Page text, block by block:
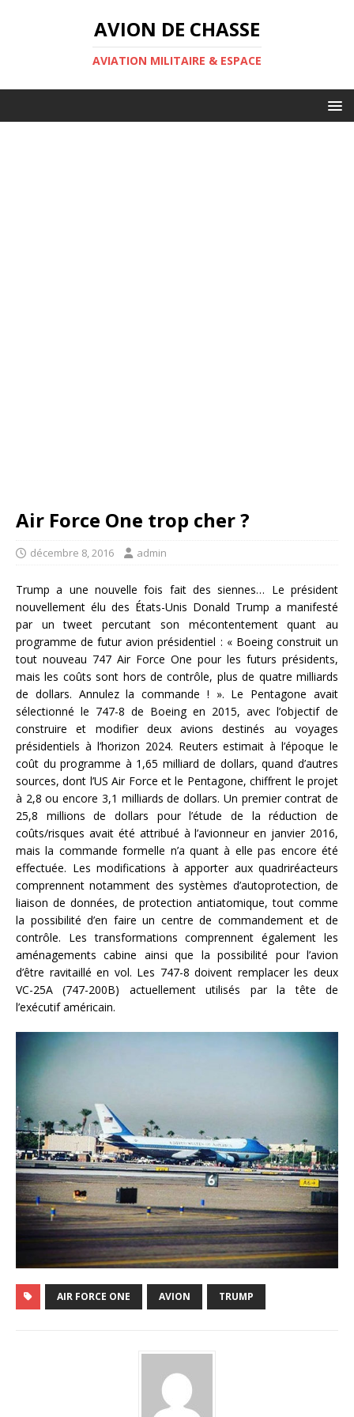
AVION DE CHASSE
AVIATION MILITAIRE & ESPACE
Air Force One trop cher ?
décembre 8, 2016 admin
Trump a une nouvelle fois fait des siennes… Le président
nouvellement élu des États-Unis Donald Trump a manifesté
par un tweet percutant son mécontentement quant au
programme de futur avion présidentiel : « Boeing construit un
tout nouveau 747 Air Force One pour les futurs présidents,
mais les coûts sont hors de contrôle, plus de quatre milliards
de dollars. Annulez la commande ! ». Le Pentagone avait
sélectionné le 747-8 de Boeing en 2015, avec l’objectif de
construire et modifier deux avions destinés au voyages
présidentiels à l’horizon 2024. Reuters estimait à l’époque le
coût du programme à 1,65 milliard de dollars, quand d’autres
sources, dont l’US Air Force et le Pentagone, chiffrent le projet
à 2,8 ou encore 3,1 milliards de dollars. Un premier contrat de
25,8 millions de dollars pour l’étude de la réduction de
coûts/risques avait été attribué à l’avionneur en janvier 2016,
mais la commande formelle n’a quant à elle pas encore été
effectuée. Les modifications à apporter aux quadriréacteurs
comprennent notamment des systèmes d’autoprotection, de
liaison de données, de protection antiatomique, tout comme
la possibilité d’en faire un centre de commandement et de
contrôle. Les transformations comprennent également les
aménagements cabine ainsi que la possibilité pour l’avion
d’être ravitaillé en vol. Les 747-8 doivent remplacer les deux
VC-25A (747-200B) actuellement utilisés par la tête de
l’exécutif américain.
AIR FORCE ONE AVION TRUMP